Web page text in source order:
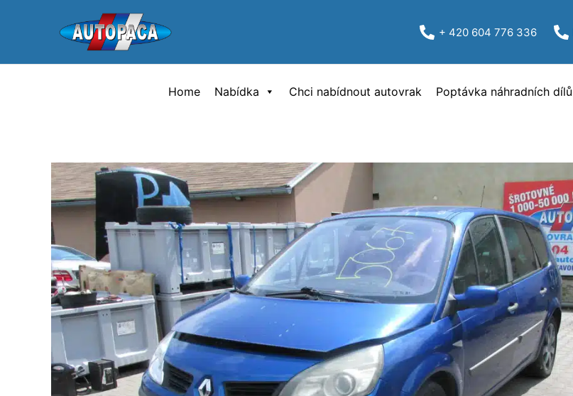
+ 420 604 776 336
Home Nabídka Chci nabídnout autovrak Poptávka náhradních dílů